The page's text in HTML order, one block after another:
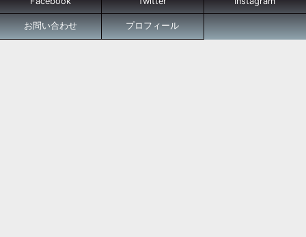
お問い合わせ プロフィール